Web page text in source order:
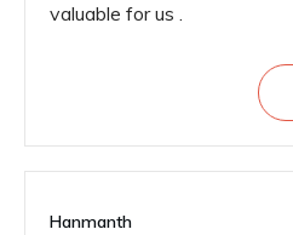
valuable for us .
Hanmanth